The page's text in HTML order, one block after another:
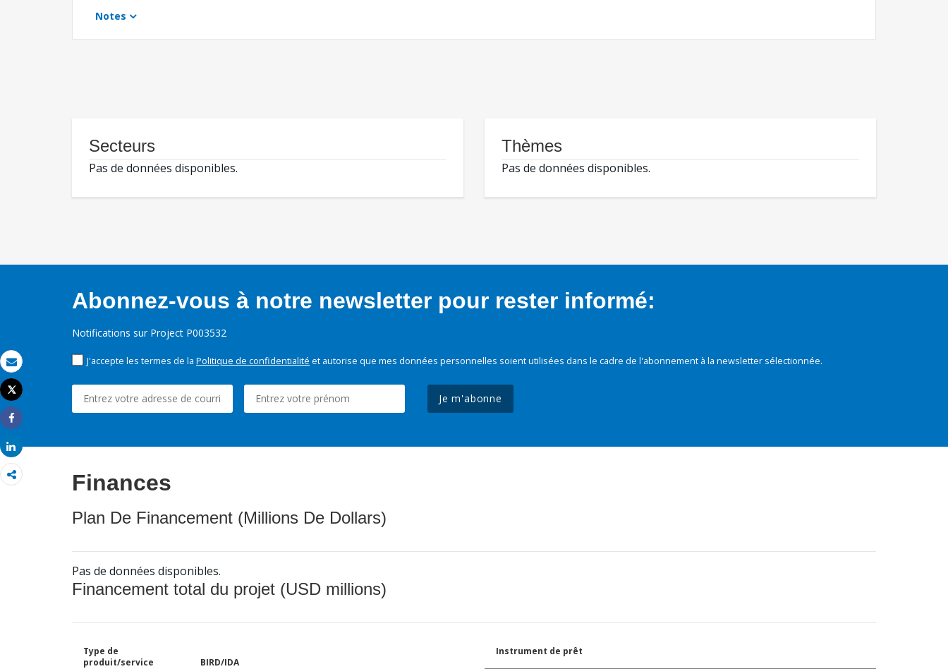
Email
Imprimer
Tweet
Share
Share
Notes
Secteurs
Pas de données disponibles.
Thèmes
Pas de données disponibles.
Abonnez-vous à notre newsletter pour rester informé:
Notifications sur Project P003532
J'accepte les termes de la Politique de confidentialité et autorise que mes données personnelles soient utilisées dans le cadre de l'abonnement à la newsletter sélectionnée.
Je m'abonne
Finances
Plan De Financement (Millions De Dollars)
Pas de données disponibles.
Financement total du projet (USD millions)
Type de
produit/service
BIRD/IDA
Instrument de prêt